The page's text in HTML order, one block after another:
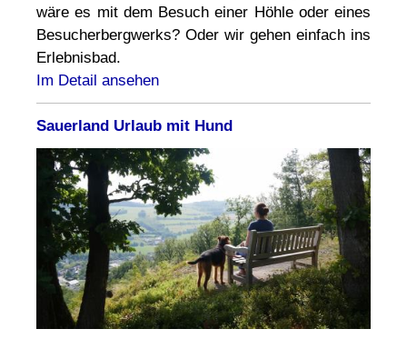
wäre es mit dem Besuch einer Höhle oder eines
Besucherbergwerks? Oder wir gehen einfach ins
Erlebnisbad.
Im Detail ansehen
Sauerland Urlaub mit Hund